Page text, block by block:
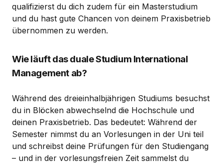
qualifizierst du dich zudem für ein Masterstudium
und du hast gute Chancen von deinem Praxisbetrieb
übernommen zu werden.
Wie läuft das duale Studium International
Management ab?
Während des dreieinhalbjährigen Studiums besuchst
du in Blöcken abwechselnd die Hochschule und
deinen Praxisbetrieb. Das bedeutet: Während der
Semester nimmst du an Vorlesungen in der Uni teil
und schreibst deine Prüfungen für den Studiengang
– und in der vorlesungsfreien Zeit sammelst du